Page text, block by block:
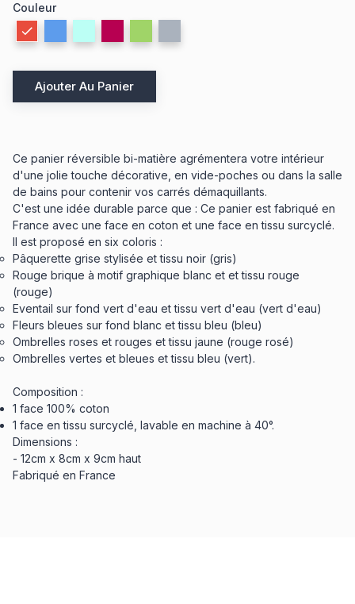
Couleur
Ajouter Au Panier
Ce panier réversible bi-matière agrémentera votre intérieur
d'une jolie touche décorative, en vide-poches ou dans la salle
de bains pour contenir vos carrés démaquillants.
C'est une idée durable parce que : Ce panier est fabriqué en
France avec une face en coton et une face en tissu surcyclé.
Il est proposé en six coloris :
Pâquerette grise stylisée et tissu noir (gris)
Rouge brique à motif graphique blanc et et tissu rouge
(rouge)
Eventail sur fond vert d'eau et tissu vert d'eau (vert d'eau)
Fleurs bleues sur fond blanc et tissu bleu (bleu)
Ombrelles roses et rouges et tissu jaune (rouge rosé)
Ombrelles vertes et bleues et tissu bleu (vert).
Composition :
1 face 100% coton
1 face en tissu surcyclé, lavable en machine à 40°.
Dimensions :
- 12cm x 8cm x 9cm haut
Fabriqué en France